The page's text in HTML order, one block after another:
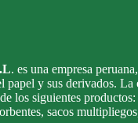
. es una empresa
papel y sus derivados. La
los siguientes productos:
sacos